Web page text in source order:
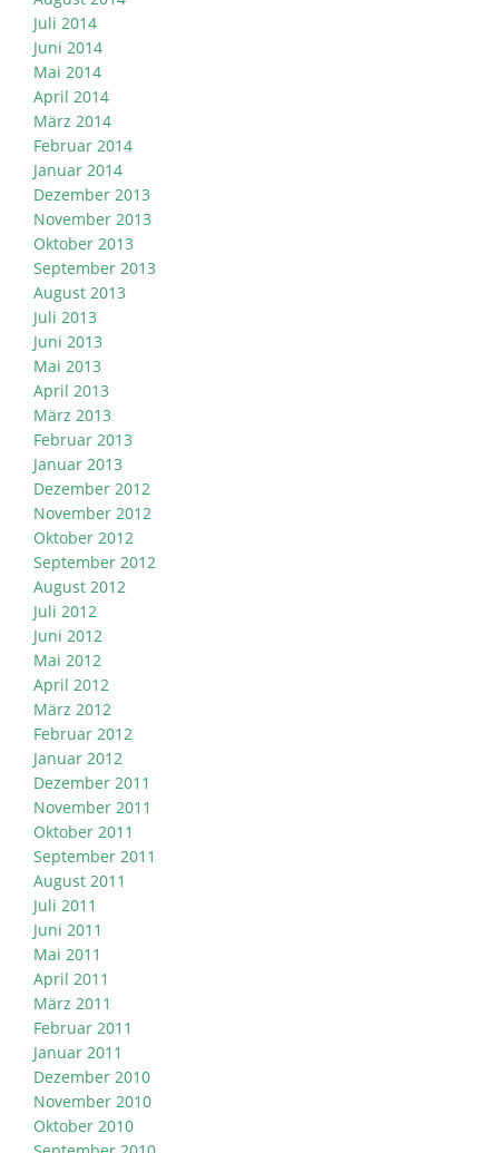
Juli 2014
Juni 2014
Mai 2014
April 2014
März 2014
Februar 2014
Januar 2014
Dezember 2013
November 2013
Oktober 2013
September 2013
August 2013
Juli 2013
Juni 2013
Mai 2013
April 2013
März 2013
Februar 2013
Januar 2013
Dezember 2012
November 2012
Oktober 2012
September 2012
August 2012
Juli 2012
Juni 2012
Mai 2012
April 2012
März 2012
Februar 2012
Januar 2012
Dezember 2011
November 2011
Oktober 2011
September 2011
August 2011
Juli 2011
Juni 2011
Mai 2011
April 2011
März 2011
Februar 2011
Januar 2011
Dezember 2010
November 2010
Oktober 2010